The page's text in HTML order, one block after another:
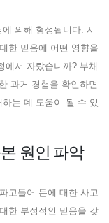
의해 형성됩니다. 시
한 믿음에 어떤 영향을
에서 자랐습니까? 부채
과거 경험을 확인하면
는 데 도움이 될 수 있
원인 파악
고들어 돈에 대한 사고
한 부정적인 믿음을 갖